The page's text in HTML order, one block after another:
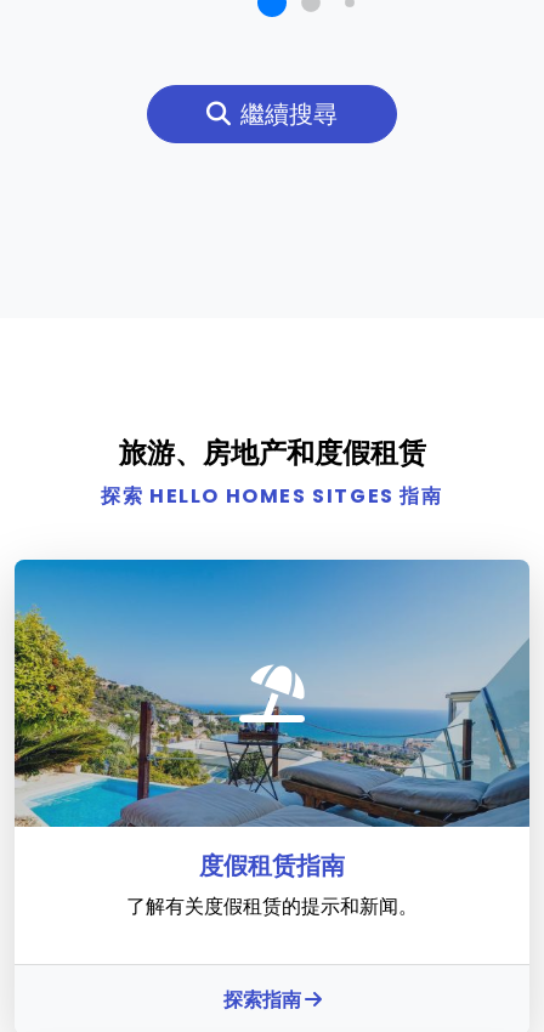
繼續搜尋
旅游、房地产和度假租赁
探索 HELLO HOMES SITGES 指南
度假租赁指南
了解有关度假租赁的提示和新闻。
探索指南